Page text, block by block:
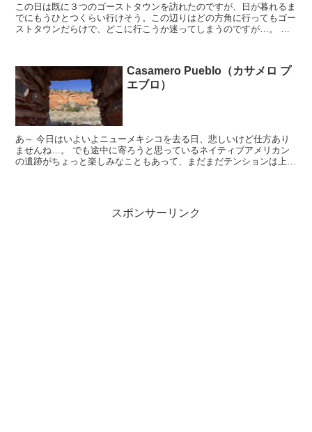
この日は既に３つのゴーストタウンを訪れたのですが、日が暮れるま
でにもうひとつくらい行けそう。この辺りはどの方角に行ってもゴー
ストタウンだらけで、どこに行こうか迷ってしまうのですが…。 朝
Casamero Pueblo（カサメロ プ
エブロ）
あ～ 今日はいよいよニューメキシコを去る日、悲しいけど仕方あり
ませんね…。 でも途中に寄ろうと思っているネイティブアメリカン
の遺跡がちょっと楽しみなこともあって、まだまだテンションは上が
スポンサーリンク